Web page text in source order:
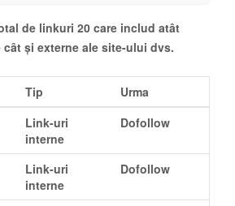
de linkuri 20 care includ atât
și externe ale site-ului dvs.
Tip
Urma
Link-uri
interne
Dofollow
Link-uri
interne
Dofollow